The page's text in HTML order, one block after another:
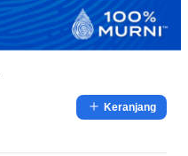
Keranjang